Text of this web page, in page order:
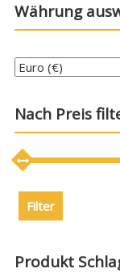
Währung
Nach Preis
Filter
Produkt